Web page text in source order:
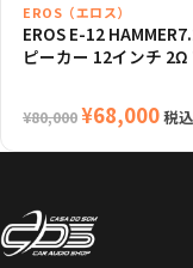
EROS（エロス）
EROS E-12
ピーカー 12インチ 2Ω
¥80,000元
は
¥80,000
¥68,000現
税込